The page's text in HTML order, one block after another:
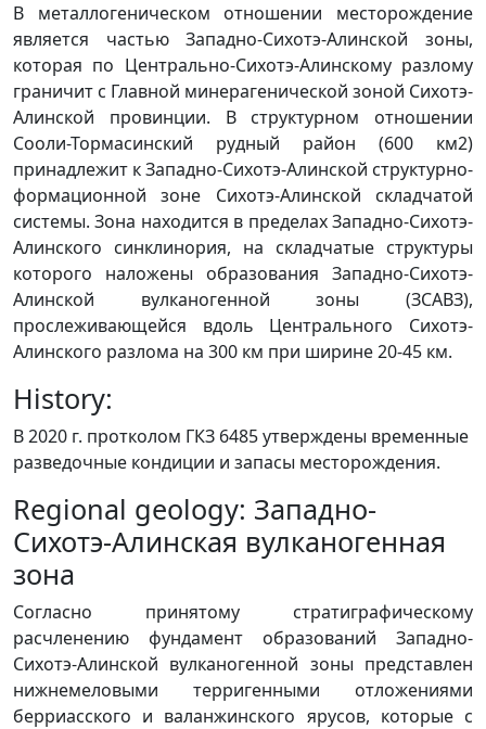
В металлогеническом отношении месторождение
является частью Западно-Сихотэ-Алинской зоны,
которая по Центрально-Сихотэ-Алинскому разлому
граничит с Главной минерагенической зоной Сихотэ-
Алинской провинции. В структурном отношении
Сооли-Тормасинский рудный район (600 км2)
принадлежит к Западно-Сихотэ-Алинской структурно-
формационной зоне Сихотэ-Алинской складчатой
системы. Зона находится в пределах Западно-Сихотэ-
Алинского синклинория, на складчатые структуры
которого наложены образования Западно-Сихотэ-
Алинской вулканогенной зоны (ЗСАВЗ),
прослеживающейся вдоль Центрального Сихотэ-
Алинского разлома на 300 км при ширине 20-45 км.
History:
В 2020 г. протколом ГКЗ 6485 утверждены временные
разведочные кондиции и запасы месторождения.
Regional geology: Западно-
Сихотэ-Алинская вулканогенная
зона
Согласно принятому стратиграфическому
расчленению фундамент образований Западно-
Сихотэ-Алинской вулканогенной зоны представлен
нижнемеловыми терригенными отложениями
берриасского и валанжинского ярусов, которые с